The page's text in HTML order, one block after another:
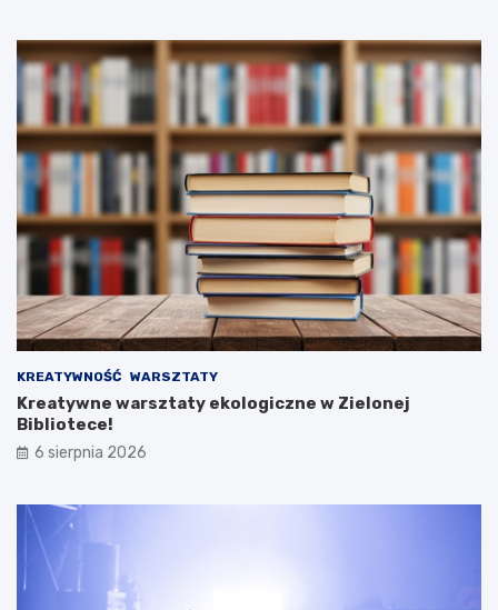
KREATYWNOŚĆ WARSZTATY
Kreatywne warsztaty ekologiczne w Zielonej
Bibliotece!
6 sierpnia 2026